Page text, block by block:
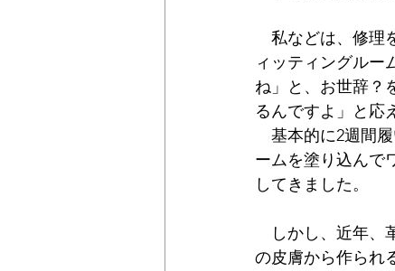
コストアプローチ 無形資産
時価 固定資
私などは、修理
ィッティングルー
ね」と、お世辞？
るんですよ」と応
基本的に2週間履
ームを塗り込んで
してきました。
しかし、近年、
の皮膚から作られ